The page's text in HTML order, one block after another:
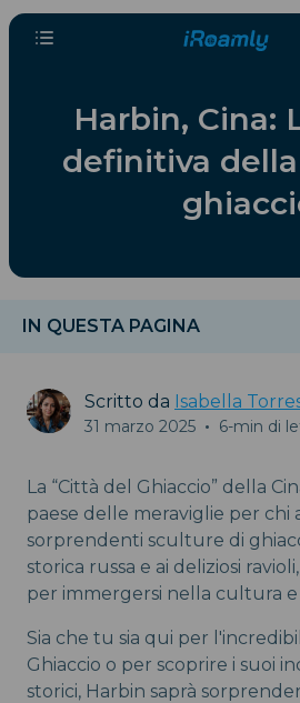
Harbin, Cina:
definitiva
IN QUESTA PAGINA
Scritto da Isabella
31 marzo 2025 • 6-min di
La “Città del Ghiaccio” della
paese delle meraviglie per chi
sorprendenti sculture di
storica russa e ai deliziosi
per immergersi nella cultura
Sia che tu sia qui per
Ghiaccio o per scoprire i suoi
storici, Harbin saprà